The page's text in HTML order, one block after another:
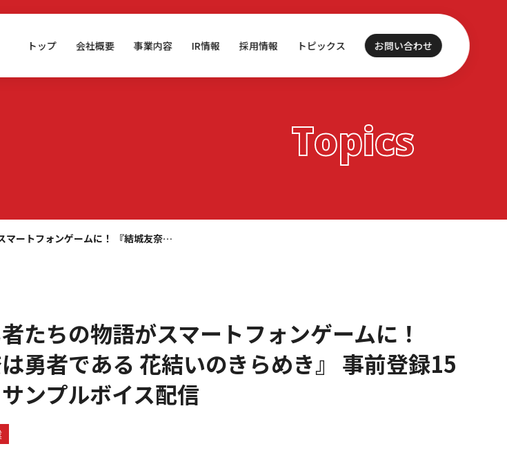
トップ 会社概要 事業内容 IR情報 採用情報 トピックス お問い合わせ
Topics
マートフォンゲームに！ 『結城友奈…
たちの物語がスマートフォンゲームに！
は勇者である 花結いのきらめき』 事前登録15
ンプルボイス配信